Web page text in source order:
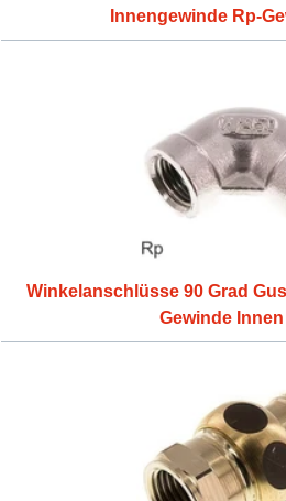
Innengewinde Rp-
Winkelanschlüsse 90 Grad
Gewinde